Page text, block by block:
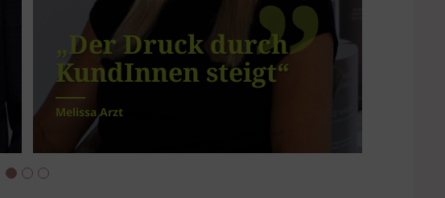
„Der Druck durch
KundInnen steigt“
Melissa Arzt